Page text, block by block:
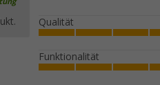
Qualität
Funktionalität